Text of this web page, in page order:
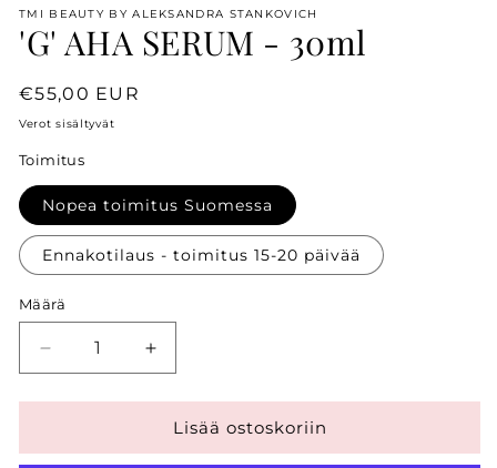
1
modal
TMI BEAUTY BY ALEKSANDRA STANKOVICH
'G' AHA SERUM - 30ml
Regular
price
€55,00 EUR
Verot sisältyvät
Toimitus
Nopea toimitus Suomessa
Ennakotilaus - toimitus 15-20 päivää
Määrä
Decrease
quantity
for
AHA
Increase
quantity
for
&#39;G&#39;
AHA
Lisää ostoskoriin